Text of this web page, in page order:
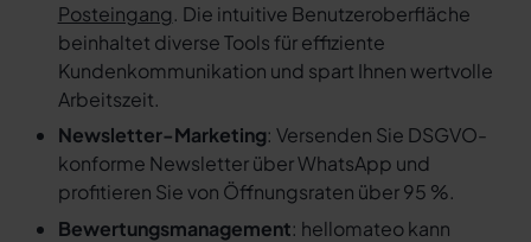
Posteingang. Die intuitive Benutzeroberfläche
beinhaltet diverse Tools für effiziente
Kundenkommunikation und spart Ihnen wertvolle
Arbeitszeit.
Newsletter-Marketing: Versenden Sie DSGVO-
konforme Newsletter über WhatsApp und
profitieren Sie von Öffnungsraten über 95 %.
Bewertungsmanagement: hellomateo kann